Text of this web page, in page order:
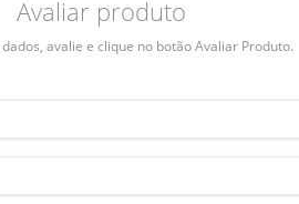
Avaliar produto
avalie e clique no botão Avaliar Produto.